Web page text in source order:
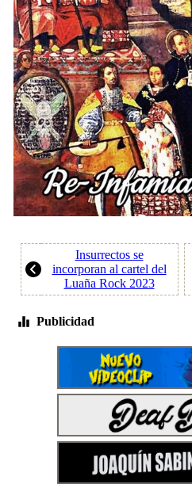
Insurrectos se
incorporan al cartel del
Luaña Rock 2023
Publicidad